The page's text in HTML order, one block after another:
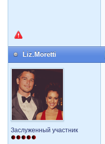
Liz.Moretti
Заслуженный участник